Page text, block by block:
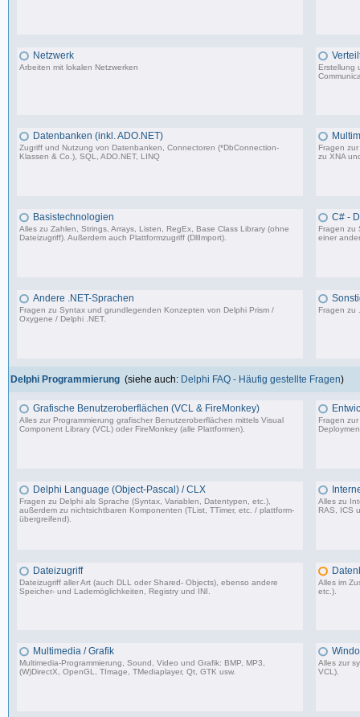
Netzwerk
Arbeiten mit lokalen Netzwerken
Erstellung
Datenbanken (inkl. ADO.NET)
Zugriff und Nutzung von Datenbanken, Connectoren (*DbConnection-
Klassen & Co.), SQL, ADO.NET, LINQ
Fragen
zu XNA
Basistechnologien
Alles zu Zahlen, Strings, Arrays, Listen, RegEx, Base Class Library (ohne
Dateizugriff). Außerdem auch Plattformzugriff (DllImport).
C# -
Fragen zu
einer
Andere .NET-Sprachen
Fragen zu Syntax und grundlegenden Konzepten von Delphi Prism /
Oxygene / Delphi .NET.
Fragen zu
Delphi Programmierung (siehe auch: Delphi FAQ - Häufig gestellte Fragen)
Grafische Benutzeroberflächen (VCL & FireMonkey)
Alles zur Programmierung grafischer Benutzeroberflächen mittels Visual
Component Library (VCL) oder FireMonkey (alle Plattformen).
Fragen
Delphi Language (Object-Pascal) / CLX
Fragen zu Delphi als Sprache (Syntax, Variablen, Datentypen, etc.),
außerdem zu nichtsichtbaren Komponenten (TList, TTimer, etc. / plattform-
übergreifend).
Alles zu
RAS, ICS
Dateizugriff
Dateizugriff aller Art (auch DLL oder Shared- Objects), ebenso andere
Speicher- und Lademöglichkeiten, Registry und INI.
Alles im
etc.).
Multimedia / Grafik
Multimedia-Programmierung, Sound, Video und Grafik: BMP, MP3,
(W)DirectX, OpenGL, TImage, TMediaplayer, Qt, GTK usw.
Alles zur
VCL).